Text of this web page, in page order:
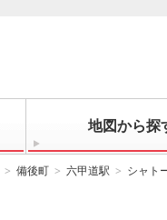
地図から探
備後町 六甲道駅 シャト